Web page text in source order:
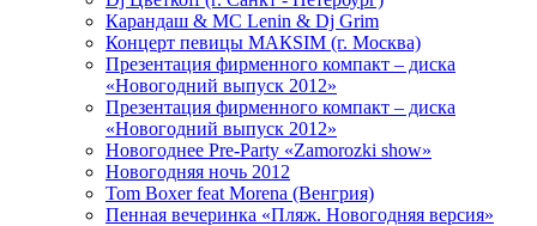
Карандаш & МС Lenin & Dj Grim
Концерт певицы МАКSIМ (г. Москва)
Презентация фирменного компакт – диска
«Новогодний выпуск 2012»
Презентация фирменного компакт – диска
«Новогодний выпуск 2012»
Новогоднее Pre-Party «Zamorozki show»
Новогодняя ночь 2012
Tom Boxer feat Morena (Венгрия)
Пенная вечеринка «Пляж. Новогодняя версия»